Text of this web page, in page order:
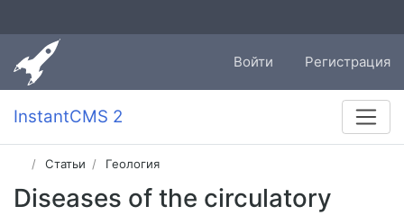
Войти Регистрация
InstantCMS 2
Статьи Геология
Diseases of the circulatory